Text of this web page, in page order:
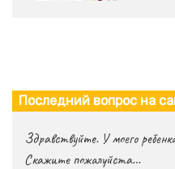
Последний вопрос на
Здравствуйте. У моего
Скажите пожалуйста…